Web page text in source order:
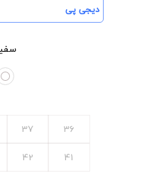
دیجی پی
36
37
41
42